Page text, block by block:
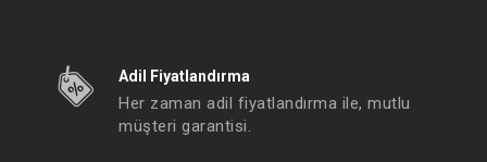
Adil Fiyatlandırma
Her zaman adil fiyatlandırma ile, mutlu
müşteri garantisi.